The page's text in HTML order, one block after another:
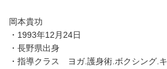
岡本貴功
・1993年12月24日
・長野県出身
・指導クラス ヨガ.護身術.ボクシング.